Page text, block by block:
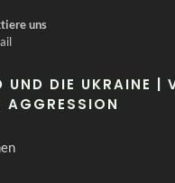
uns
UND DIE UKRAINE |
AGGRESSION